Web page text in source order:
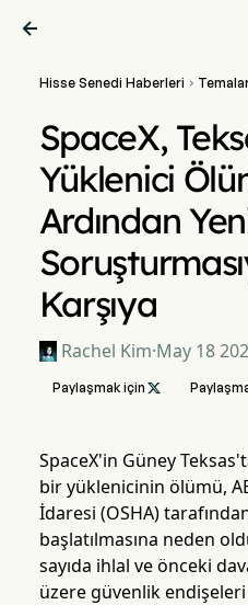

Hisse Senedi Haberleri 
SpaceX,
Yüklenici
Ardından
Karşıya
Rachel Kim·May 18
Paylaşmak için 
SpaceX'in Güney
bir yüklenicinin ölümü,
İdaresi (OSHA)
başlatılmasına neden
sayıda ihlal ve önceki
üzere güvenlik